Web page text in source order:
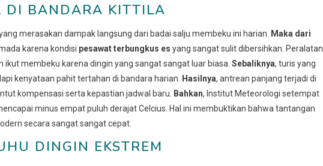
DI BANDARA KITTILA
merasakan dampak langsung dari badai salju membeku ini harian.
Maka dari
karena kondisi pesawat terbungkus es yang sangat sulit dibersihkan. Peralatan
membeku karena dingin yang sangat sangat luar biasa. Sebaliknya, turis yang
kenyataan pahit tertahan di bandara harian.
Hasilnya, antrean panjang terjadi di
kompensasi serta kepastian jadwal baru.
Bahkan, Institut Meteorologi setempat
minus empat puluh derajat Celcius. Hal ini membuktikan bahwa tantangan
secara sangat sangat cepat.
DINGIN EKSTREM